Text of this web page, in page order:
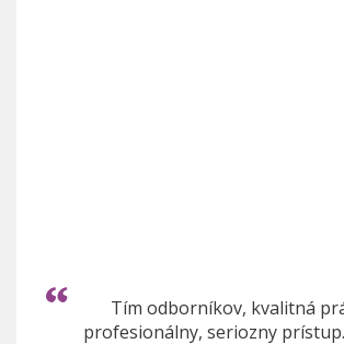
Tím odborníkov, kvalitná
profesionálny, seriozny